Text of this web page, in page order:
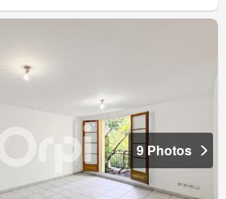
9 Photos